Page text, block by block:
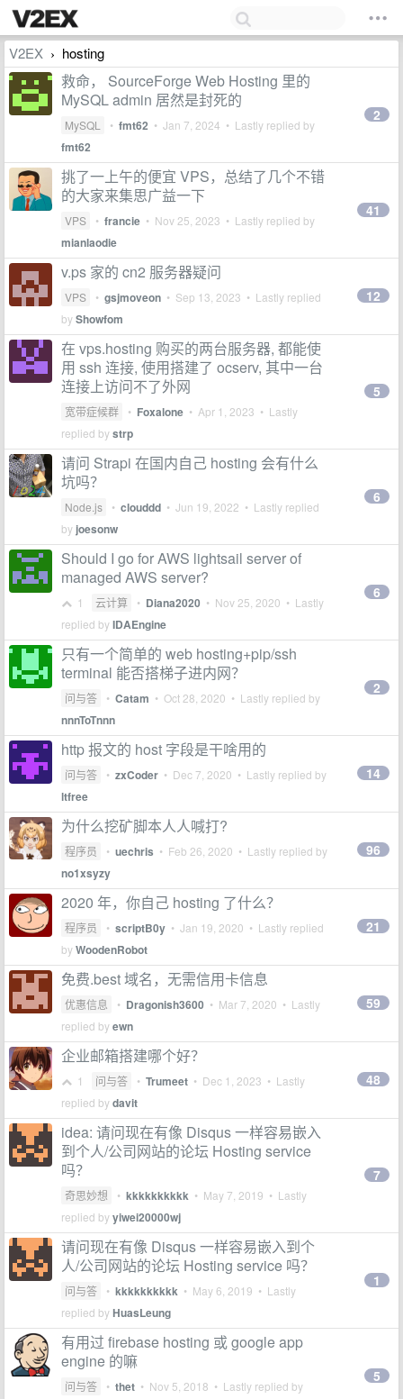
V2EX › hosting
救命， SourceForge Web Hosting 里的
MySQL admin 居然是封死的
MySQL • fmt62 • Jan 7, 2024 • Lastly replied by
fmt62
2
挑了一上午的便宜 VPS，总结了几个不错
的大家来集思广益一下
VPS • francie • Nov 25, 2023 • Lastly replied by
mianlaodie
41
v.ps 家的 cn2 服务器疑问
VPS • gsjmoveon • Sep 13, 2023 • Lastly replied
byShowfom
12
在 vps.hosting 购买的两台服务器, 都能使
用 ssh 连接, 使用搭建了 ocserv, 其中一台
连接上访问不了外网
宽带症候群 • Foxalone • Apr 1, 2023 • Lastly
replied bystrp
5
请问 Strapi 在国内自己 hosting 会有什么
坑吗？
Node.js • clouddd • Jun 19, 2022 • Lastly replied
by joesonw
6
Should I go for AWS lightsail server of
managed AWS server?
1 云计算 • Diana2020 • Nov 25, 2020 • Lastly
replied byIDAEngine
6
只有一个简单的 web hosting+pip/ssh
terminal 能否搭梯子进内网？
问与答 • Catam • Oct 28, 2020 • Lastly replied by
nnnToTnnn
2
http 报文的 host 字段是干啥用的
问与答 • zxCoder • Dec 7, 2020 • Lastly replied by
ltfree
14
为什么挖矿脚本人人喊打?
程序员 • uechris • Feb 26, 2020 • Lastly replied by
no1xsyzy
96
2020 年，你自己 hosting 了什么？
程序员 • scriptB0y • Jan 19, 2020 • Lastly replied
byWoodenRobot
21
免费.best 域名，无需信用卡信息
优惠信息 • Dragonish3600 • Mar 7, 2020 • Lastly
replied byewn
59
企业邮箱搭建哪个好？
1 问与答 • Trumeet • Dec 1, 2023 • Lastly
replied bydavit
48
idea: 请问现在有像 Disqus 一样容易嵌入
到个人/公司网站的论坛 Hosting service
吗？
奇思妙想 • kkkkkkkkkk • May 7, 2019 • Lastly
replied byyiwei20000wj
7
请问现在有像 Disqus 一样容易嵌入到个
人/公司网站的论坛 Hosting service 吗？
问与答 • kkkkkkkkkk • May 6, 2019 • Lastly
replied byHuasLeung
1
有用过 firebase hosting 或 google app
engine 的嘛
问与答 • thet • Nov 5, 2018 • Lastly replied by
5